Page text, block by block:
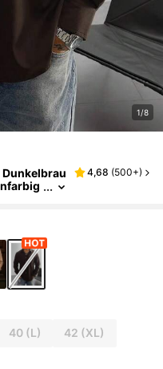
1/8
Dunkelbrau
4,68 (500+)
40(L) 42 (XL)